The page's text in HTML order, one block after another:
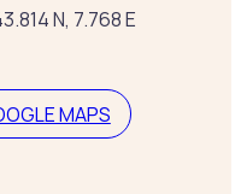
N, 7.768 E
MAPS